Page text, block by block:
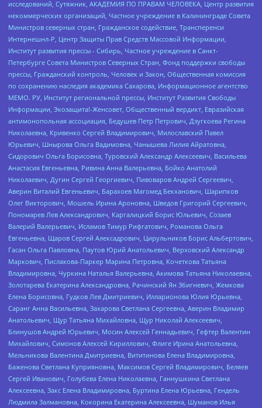
исследований, Сутяжник, АКАДЕМИЯ ПО ПРАВАМ ЧЕЛОВЕКА, Центр развития
некоммерческих организаций, Частное учреждение в Калининграде Совета
Министров северных стран, Гражданское содействие, Трансперенси
Интернешнл-Р, Центр Защиты Прав Средств Массовой Информации,
Институт развития прессы - Сибирь, Частное учреждение в Санкт-
Петербурге Совета Министров Северных Стран, Фонд поддержки свободы
прессы, Гражданский контроль, Человек и Закон, Общественная комиссия
по сохранению наследия академика Сахарова, Информационное агентство
МЕМО. РУ, Институт региональной прессы, Институт Развития Свободы
Информации, Экозащита!-Женсовет, Общественный вердикт, Евразийская
антимонопольная ассоциация, Бедушев Петр Петрович, Дзугкоева Регина
Николаевна, Кривенко Сергей Владимирович, Милославский Павел
Юрьевич, Шнырова Ольга Вадимовна, Чанышева Лилия Айратовна,
Сидорович Ольга Борисовна, Туровский Александр Алексеевич, Васильева
Анастасия Евгеньевна, Ривина Анна Валерьевна, Бойко Анатолий
Николаевич, Дугин Сергей Георгиевич, Пивоваров Андрей Сергеевич,
Аверин Виталий Евгеньевич, Барахоев Магомед Бекханович, Шарипков
Олег Викторович, Мошель Ирина Ароновна, Шведов Григорий Сергеевич,
Пономарев Лев Александрович, Каргалицкий Борис Юльевич, Созаев
Валерий Валерьевич, Исламов Тимур Рифгатович, Романова Ольга
Евгеньевна, Щаров Сергей Алексадрович, Цирульников Борис Альбертович,
Гасан Ольга Павловна, Паутов Юрий Анатольевич, Верховский Александр
Маркович, Пислакова-Паркер Марина Петровна, Кочеткова Татьяна
Владимировна, Чуркина Наталья Валерьевна, Акимова Татьяна Николаевна,
Золотарева Екатерина Александровна, Рачинский Ян Збигневич, Жемкова
Елена Борисовна, Гудков Лев Дмитриевич, Илларионова Юлия Юрьевна,
Саранг Анна Васильевна, Захарова Светлана Сергеевна, Аверин Владимир
Анатольевич, Щур Татьяна Михайловна, Щур Николай Алексеевич,
Блинушов Андрей Юрьевич, Мосин Алексей Геннадьевич, Гефтер Валентин
Михайлович, Симонов Алексей Кириллович, Флиге Ирина Анатольевна,
Мельникова Валентина Дмитриевна, Вититинова Елена Владимировна,
Баженова Светлана Куприяновна, Максимов Сергей Владимирович, Беляев
Сергей Иванович, Голубева Елена Николаевна, Ганнушкина Светлана
Алексеевна, Закс Елена Владимировна, Буртина Елена Юрьевна, Гендель
Людмила Залмановна, Кокорина Екатерина Алексеевна, Шуманов Илья